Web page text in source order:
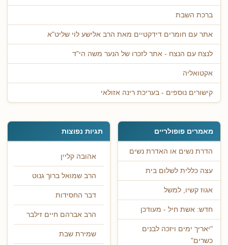
ברכת השבת
אתר עם חומרים דידקטיים מאת הרב אלישע לוי שליט"א
לנצח עם הנצח - אתר לזכרו של הנער משה הי"ד
אקטואליה
קישורים נוספים - בעריכת רינה אזולאי
מאמרים פופולריים
הדרת נשים או האדרת נשים
עצה כללית לשלום בית
אגוז קשיו, למשל
חדש: אשת חיל - מעודכן
"יאריך ימים ויזכה לבנים
כשרים"
תגיות נפוצות
אהובה קליין
הרב שמואל ברוך גנוט
דבר החסידות
הרב אברהם חיים זילבר
שמירת שבת